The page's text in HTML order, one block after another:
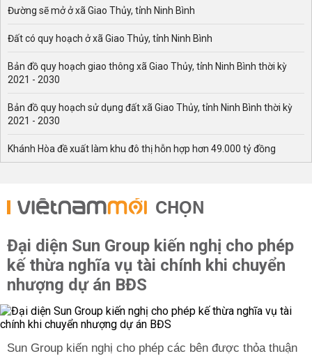
Đường sẽ mở ở xã Giao Thủy, tỉnh Ninh Bình
Đất có quy hoạch ở xã Giao Thủy, tỉnh Ninh Bình
Bản đồ quy hoạch giao thông xã Giao Thủy, tỉnh Ninh Bình thời kỳ
2021 - 2030
Bản đồ quy hoạch sử dụng đất xã Giao Thủy, tỉnh Ninh Bình thời kỳ
2021 - 2030
Khánh Hòa đề xuất làm khu đô thị hỗn hợp hơn 49.000 tỷ đồng
CHỌN
Đại diện Sun Group kiến nghị cho phép
kế thừa nghĩa vụ tài chính khi chuyển
nhượng dự án BĐS
Sun Group kiến nghị cho phép các bên được thỏa thuận